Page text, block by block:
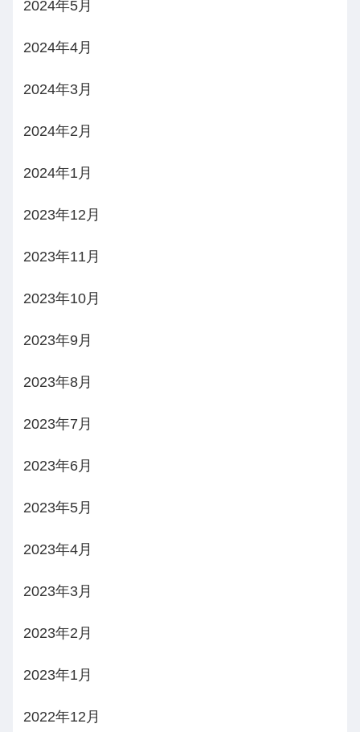
2024年5月
2024年4月
2024年3月
2024年2月
2024年1月
2023年12月
2023年11月
2023年10月
2023年9月
2023年8月
2023年7月
2023年6月
2023年5月
2023年4月
2023年3月
2023年2月
2023年1月
2022年12月